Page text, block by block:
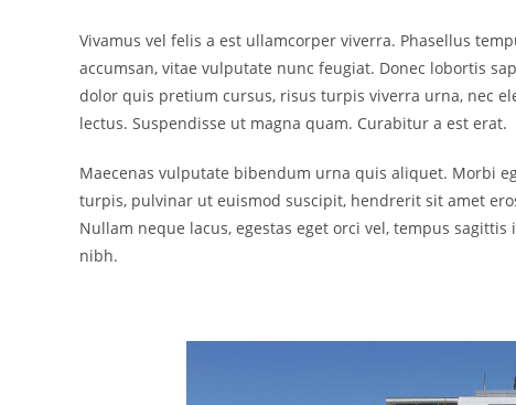
Vivamus vel felis a est ullamcorper viverra. Phasellus
accumsan, vitae vulputate nunc feugiat. Donec lobortis
dolor quis pretium cursus, risus turpis viverra urna, nec
lectus. Suspendisse ut magna quam. Curabitur a est erat.
Maecenas vulputate bibendum urna quis aliquet. Morbi
turpis, pulvinar ut euismod suscipit, hendrerit sit amet
Nullam neque lacus, egestas eget orci vel, tempus
nibh.